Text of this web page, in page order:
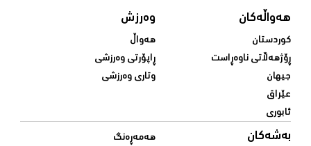
هەواڵەکان
کوردستان
ڕۆژهەڵاتی ناوەڕاست
جیهان
عێراق
ئابوری
وەرزش
هەواڵ
ڕاپۆرتی وەرزشی
وتاری وەرزشی
بەشەکان
هەمەڕەنگ